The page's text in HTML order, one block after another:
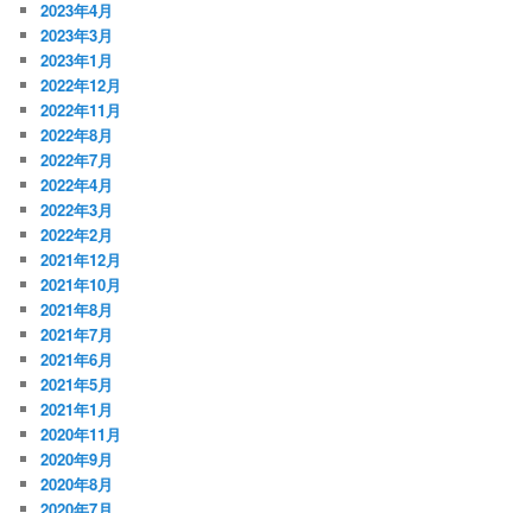
2023年4月
2023年3月
2023年1月
2022年12月
2022年11月
2022年8月
2022年7月
2022年4月
2022年3月
2022年2月
2021年12月
2021年10月
2021年8月
2021年7月
2021年6月
2021年5月
2021年1月
2020年11月
2020年9月
2020年8月
2020年7月